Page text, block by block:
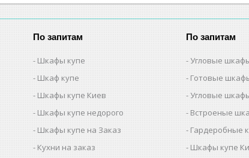
По запитам
Шкафы купе
Шкаф купе
Шкафы купе Киев
Шкафы купе недорого
Шкафы купе на Заказ
Кухни на заказ
По запитам
Угловые
Готовые
Угловые
Встроеные
Гардеробные
Шкафы купе